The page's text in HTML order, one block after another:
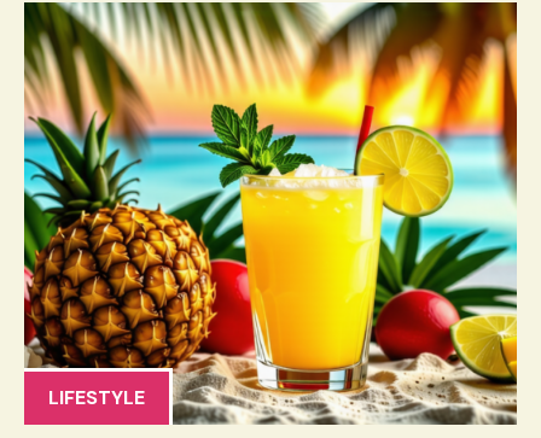
LIFESTYLE